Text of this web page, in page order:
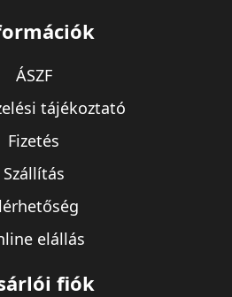
ÁSZF
tájékoztató
Fizetés
Szállítás
elállás
fiók